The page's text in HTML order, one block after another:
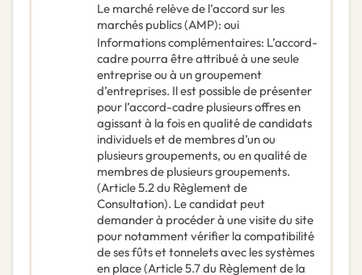
Le marché relève de l’accord sur les
marchés publics (AMP): oui
Informations complémentaires: L’accord-
cadre pourra être attribué à une seule
entreprise ou à un groupement
d’entreprises. Il est possible de présenter
pour l’accord-cadre plusieurs offres en
agissant à la fois en qualité de candidats
individuels et de membres d’un ou
plusieurs groupements, ou en qualité de
membres de plusieurs groupements.
(Article 5.2 du Règlement de
Consultation). Le candidat peut
demander à procéder à une visite du site
pour notamment vérifier la compatibilité
de ses fûts et tonnelets avec les systèmes
en place (Article 5.7 du Règlement de la